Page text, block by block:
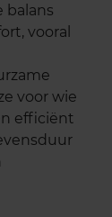
balans
vooral
voor wie
efficiënt